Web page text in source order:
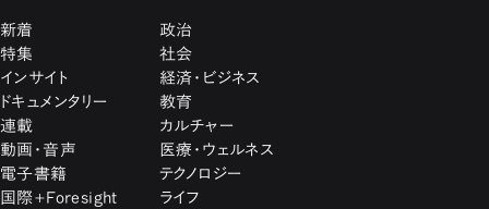
新着
特集
インサイト
ドキュメンタリー
連載
動画・音声
電子書籍
国際+Foresight
政治
社会
経済・ビジネス
教育
カルチャー
医療・ウェルネス
テクノロジー
ライフ